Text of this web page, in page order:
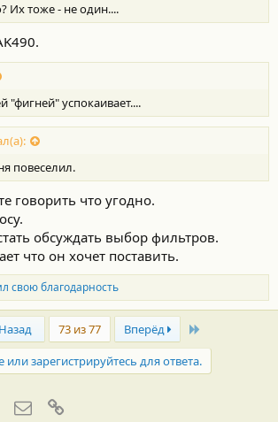
Их тоже - не один....
"фигней" успокаивает....
повеселил.
говорить что угодно.
обсуждать выбор фильтров.
что он хочет поставить.
свою благодарность
73 из 77 Вперёд
или зарегистрируйтесь для ответа.
Электронная почта